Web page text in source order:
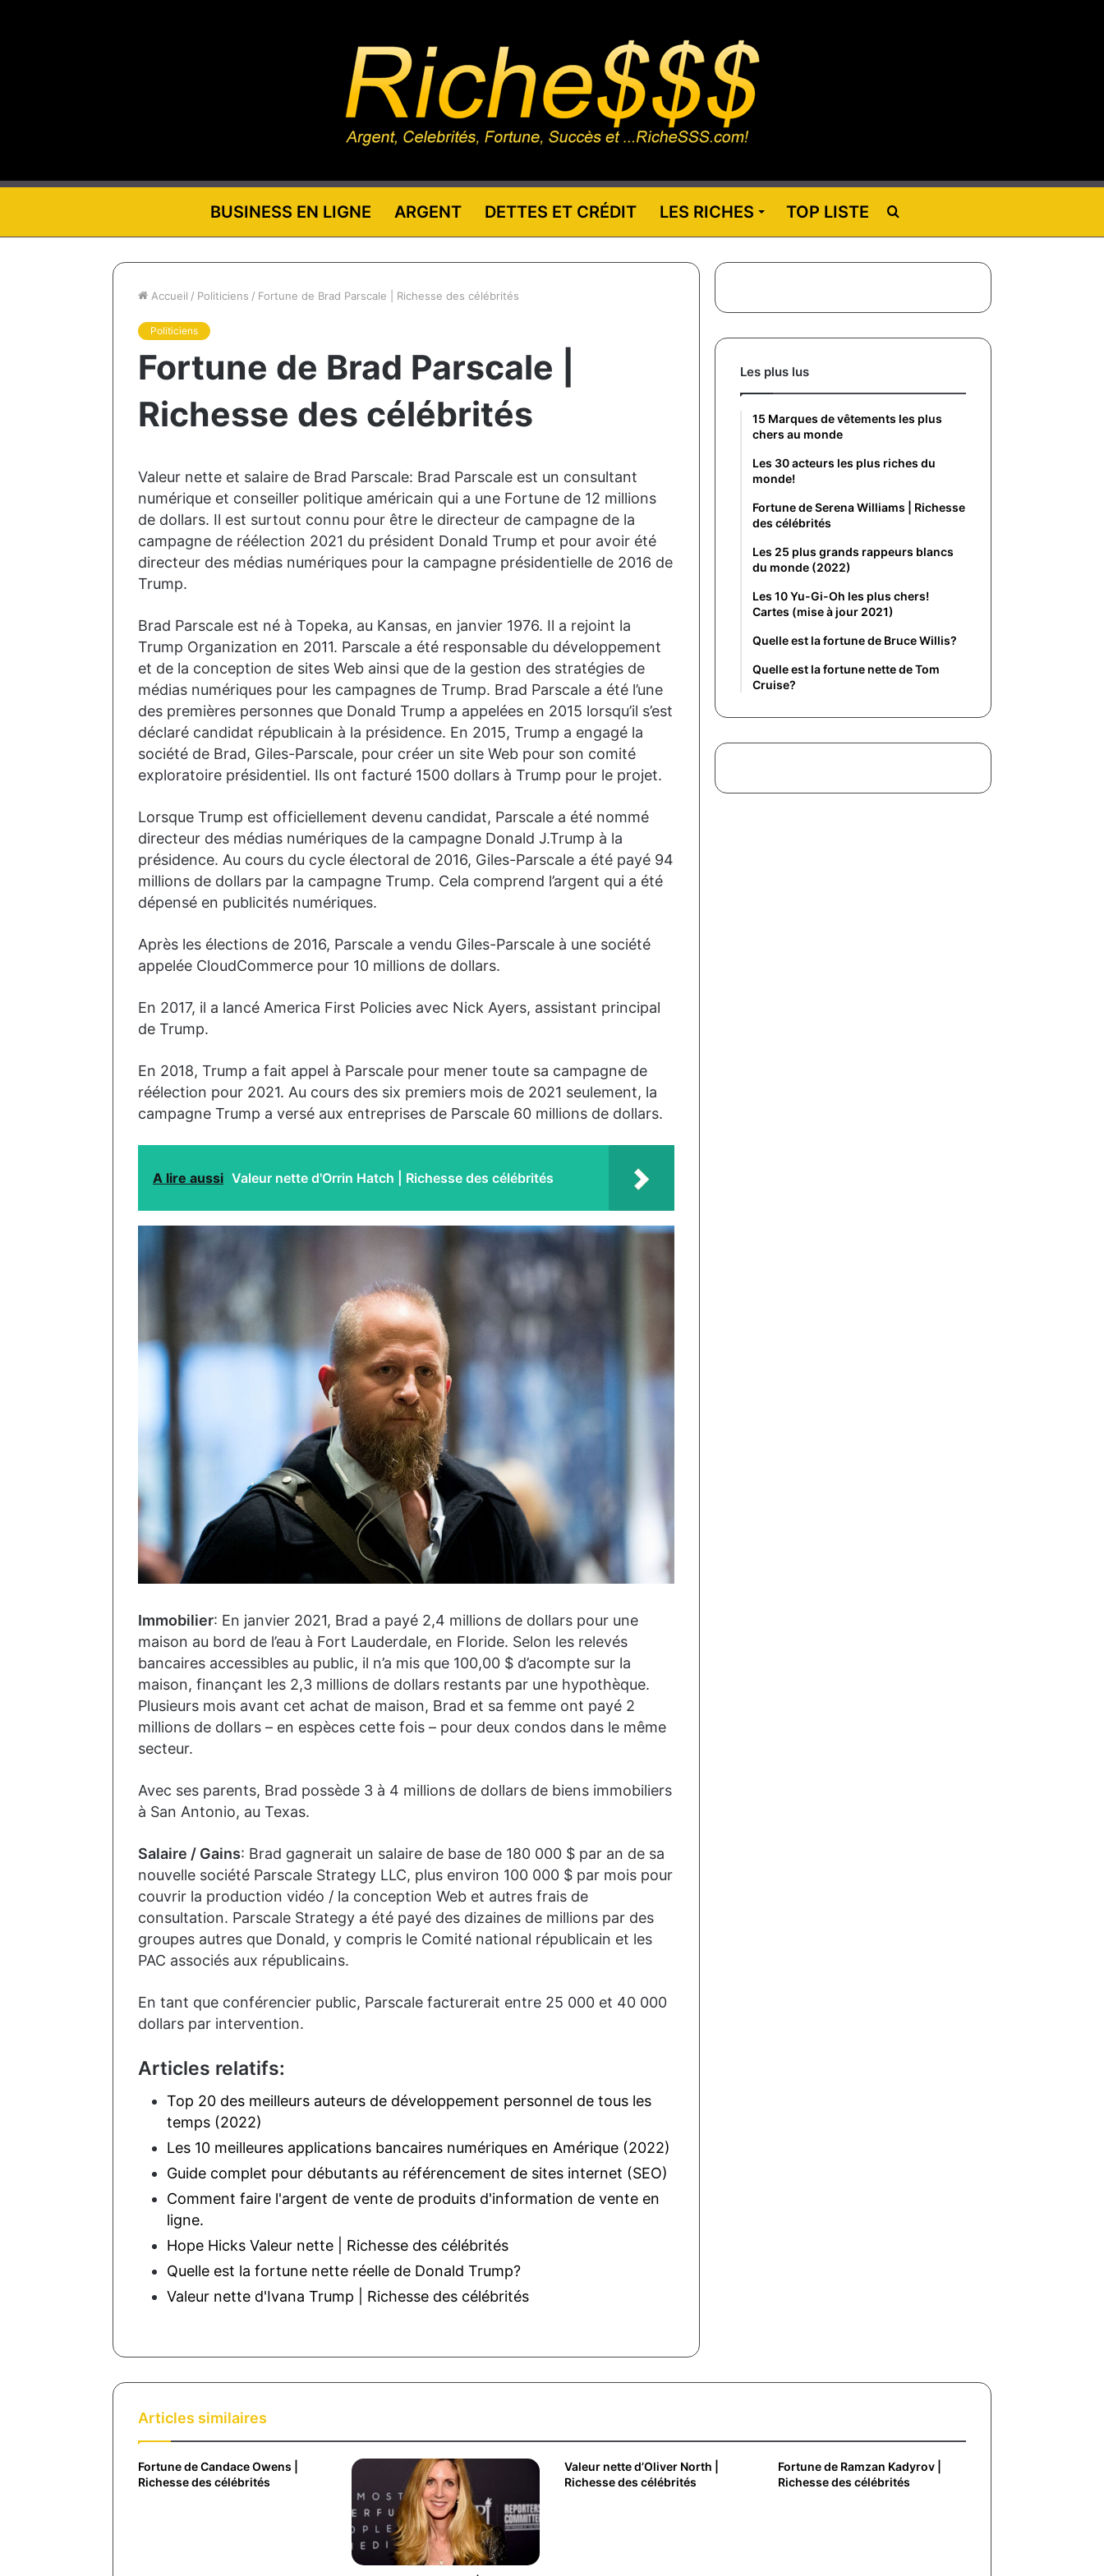
BUSINESS EN LIGNE ARGENT DETTES ET CRÉDIT LES RICHES TOP LISTE Rechercher
Accueil / Politiciens / Fortune de Brad Parscale | Richesse des célébrités
Politiciens
Fortune de Brad Parscale |
Richesse des célébrités
Valeur nette et salaire de Brad Parscale: Brad Parscale est un consultant
numérique et conseiller politique américain qui a une Fortune de 12 millions
de dollars. Il est surtout connu pour être le directeur de campagne de la
campagne de réélection 2021 du président Donald Trump et pour avoir été
directeur des médias numériques pour la campagne présidentielle de 2016 de
Trump.
Brad Parscale est né à Topeka, au Kansas, en janvier 1976. Il a rejoint la
Trump Organization en 2011. Parscale a été responsable du développement
et de la conception de sites Web ainsi que de la gestion des stratégies de
médias numériques pour les campagnes de Trump. Brad Parscale a été l’une
des premières personnes que Donald Trump a appelées en 2015 lorsqu’il s’est
déclaré candidat républicain à la présidence. En 2015, Trump a engagé la
société de Brad, Giles-Parscale, pour créer un site Web pour son comité
exploratoire présidentiel. Ils ont facturé 1500 dollars à Trump pour le projet.
Lorsque Trump est officiellement devenu candidat, Parscale a été nommé
directeur des médias numériques de la campagne Donald J.Trump à la
présidence. Au cours du cycle électoral de 2016, Giles-Parscale a été payé 94
millions de dollars par la campagne Trump. Cela comprend l’argent qui a été
dépensé en publicités numériques.
Après les élections de 2016, Parscale a vendu Giles-Parscale à une société
appelée CloudCommerce pour 10 millions de dollars.
En 2017, il a lancé America First Policies avec Nick Ayers, assistant principal
de Trump.
En 2018, Trump a fait appel à Parscale pour mener toute sa campagne de
réélection pour 2021. Au cours des six premiers mois de 2021 seulement, la
campagne Trump a versé aux entreprises de Parscale 60 millions de dollars.
A lire aussi Valeur nette d'Orrin Hatch | Richesse des célébrités
Immobilier: En janvier 2021, Brad a payé 2,4 millions de dollars pour une
maison au bord de l’eau à Fort Lauderdale, en Floride. Selon les relevés
bancaires accessibles au public, il n’a mis que 100,00 $ d’acompte sur la
maison, finançant les 2,3 millions de dollars restants par une hypothèque.
Plusieurs mois avant cet achat de maison, Brad et sa femme ont payé 2
millions de dollars – en espèces cette fois – pour deux condos dans le même
secteur.
Avec ses parents, Brad possède 3 à 4 millions de dollars de biens immobiliers
à San Antonio, au Texas.
Salaire / Gains: Brad gagnerait un salaire de base de 180 000 $ par an de sa
nouvelle société Parscale Strategy LLC, plus environ 100 000 $ par mois pour
couvrir la production vidéo / la conception Web et autres frais de
consultation. Parscale Strategy a été payé des dizaines de millions par des
groupes autres que Donald, y compris le Comité national républicain et les
PAC associés aux républicains.
En tant que conférencier public, Parscale facturerait entre 25 000 et 40 000
dollars par intervention.
Articles relatifs:
Top 20 des meilleurs auteurs de développement personnel de tous les
temps (2022)
Les 10 meilleures applications bancaires numériques en Amérique (2022)
Guide complet pour débutants au référencement de sites internet (SEO)
Comment faire l'argent de vente de produits d'information de vente en
ligne.
Hope Hicks Valeur nette | Richesse des célébrités
Quelle est la fortune nette réelle de Donald Trump?
Valeur nette d'Ivana Trump | Richesse des célébrités
Les plus lus
15 Marques de vêtements les plus
chers au monde
Les 30 acteurs les plus riches du
monde!
Fortune de Serena Williams | Richesse
des célébrités
Les 25 plus grands rappeurs blancs
du monde (2022)
Les 10 Yu-Gi-Oh les plus chers!
Cartes (mise à jour 2021)
Quelle est la fortune de Bruce Willis?
Quelle est la fortune nette de Tom
Cruise?
Articles similaires
Fortune de Candace Owens |
Richesse des célébrités
Valeur nette d’Oliver North |
Richesse des célébrités
Fortune de Ramzan Kadyrov |
Richesse des célébrités